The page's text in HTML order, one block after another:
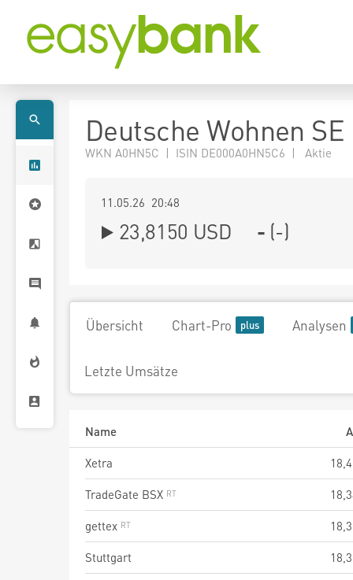
Deutsche Wohnen SE
WKN A0HN5C | ISIN DE000A0HN5C6 | Aktie
11.05.26 20:48
23,8150 USD - (-)
Übersicht Chart-Pro Analysen
Letzte Umsätze
Name
Xetra
TradeGate BSX
gettex
Stuttgart